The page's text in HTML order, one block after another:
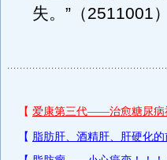
失。”（2511001）